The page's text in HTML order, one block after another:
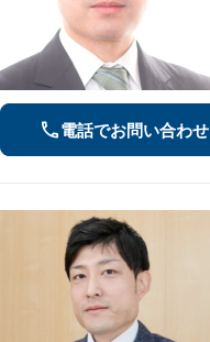
電話でお問い合わせ